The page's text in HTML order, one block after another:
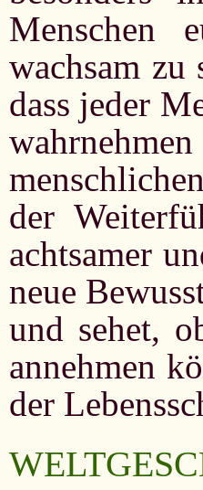
Menschen
wachsam zu
dass jeder
der
achtsamer
neue
und sehet,
annehmen
der